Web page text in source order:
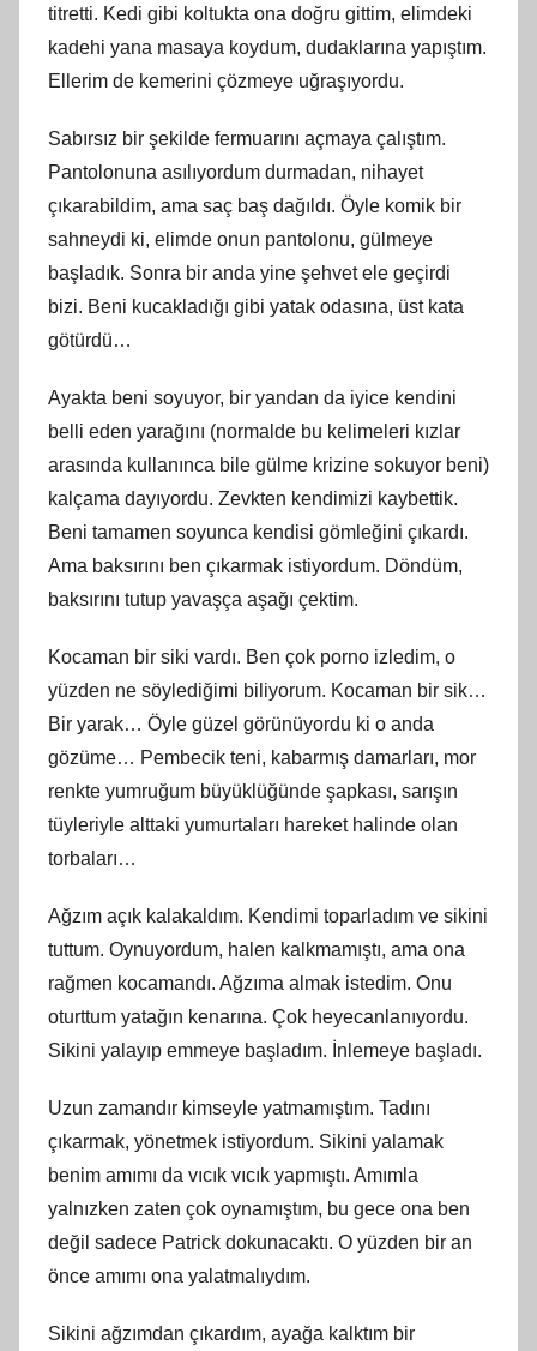
titretti. Kedi gibi koltukta ona doğru gittim, elimdeki
kadehi yana masaya koydum, dudaklarına yapıştım.
Ellerim de kemerini çözmeye uğraşıyordu.
Sabırsız bir şekilde fermuarını açmaya çalıştım.
Pantolonuna asılıyordum durmadan, nihayet
çıkarabildim, ama saç baş dağıldı. Öyle komik bir
sahneydi ki, elimde onun pantolonu, gülmeye
başladık. Sonra bir anda yine şehvet ele geçirdi
bizi. Beni kucakladığı gibi yatak odasına, üst kata
götürdü…
Ayakta beni soyuyor, bir yandan da iyice kendini
belli eden yarağını (normalde bu kelimeleri kızlar
arasında kullanınca bile gülme krizine sokuyor beni)
kalçama dayıyordu. Zevkten kendimizi kaybettik.
Beni tamamen soyunca kendisi gömleğini çıkardı.
Ama baksırını ben çıkarmak istiyordum. Döndüm,
baksırını tutup yavaşça aşağı çektim.
Kocaman bir siki vardı. Ben çok porno izledim, o
yüzden ne söylediğimi biliyorum. Kocaman bir sik…
Bir yarak… Öyle güzel görünüyordu ki o anda
gözüme… Pembecik teni, kabarmış damarları, mor
renkte yumruğum büyüklüğünde şapkası, sarışın
tüyleriyle alttaki yumurtaları hareket halinde olan
torbaları…
Ağzım açık kalakaldım. Kendimi toparladım ve sikini
tuttum. Oynuyordum, halen kalkmamıştı, ama ona
rağmen kocamandı. Ağzıma almak istedim. Onu
oturttum yatağın kenarına. Çok heyecanlanıyordu.
Sikini yalayıp emmeye başladım. İnlemeye başladı.
Uzun zamandır kimseyle yatmamıştım. Tadını
çıkarmak, yönetmek istiyordum. Sikini yalamak
benim amımı da vıcık vıcık yapmıştı. Amımla
yalnızken zaten çok oynamıştım, bu gece ona ben
değil sadece Patrick dokunacaktı. O yüzden bir an
önce amımı ona yalatmalıydım.
Sikini ağzımdan çıkardım, ayağa kalktım bir